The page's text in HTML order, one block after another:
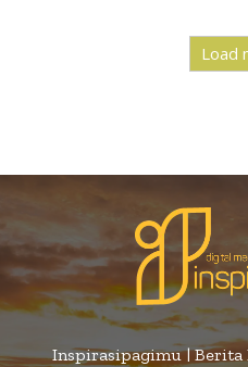
Load
Inspirasipagimu | Berita